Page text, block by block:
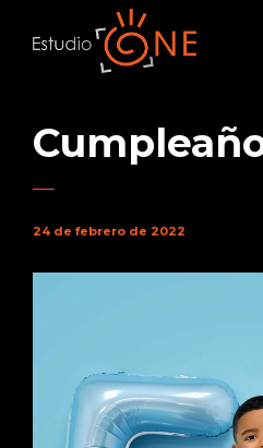
24 de febrero de 2022